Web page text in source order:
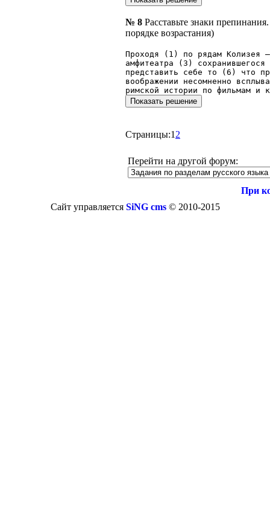
№ 8 Расставьте знаки
порядке возрастания)
Проходя (1) по рядам Колизея
амфитеатра (3)
представить себе то (6) что
воображении несомненно
римской истории по фильмам и
Страницы:1 2
Перейти на другой форум:
При
Сайт управляется SiNG cms© 2010-2015